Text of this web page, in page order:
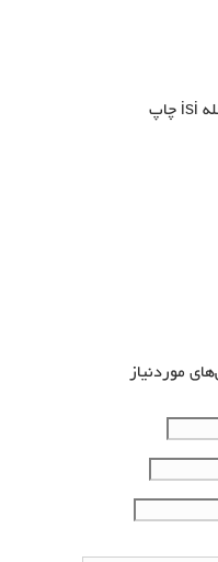
شما می توانید مقاله ما را در یک مجله isi چاپ
موردنیاز